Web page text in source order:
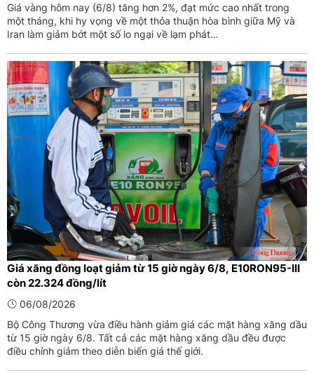
Giá vàng hôm nay (6/8) tăng hơn 2%, đạt mức cao nhất trong
một tháng, khi hy vọng về một thỏa thuận hòa bình giữa Mỹ và
Iran làm giảm bớt một số lo ngại về lạm phát…
Giá xăng đồng loạt giảm từ 15 giờ ngày 6/8, E10RON95-III
còn 22.324 đồng/lít
06/08/2026
Bộ Công Thương vừa điều hành giảm giá các mặt hàng xăng dầu
từ 15 giờ ngày 6/8. Tất cả các mặt hàng xăng dầu đều được
điều chỉnh giảm theo diễn biến giá thế giới.